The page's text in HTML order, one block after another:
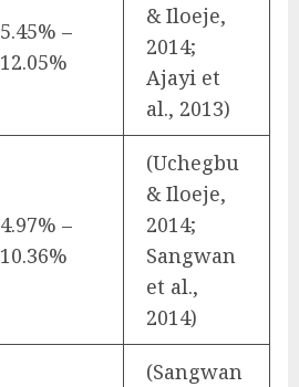
5.45% –
12.05%
& Iloeje,
2014;
Ajayi et
al., 2013)
4.97% –
10.36%
(Uchegbu
& Iloeje,
2014;
Sangwan
et al.,
2014)
(Sangwan